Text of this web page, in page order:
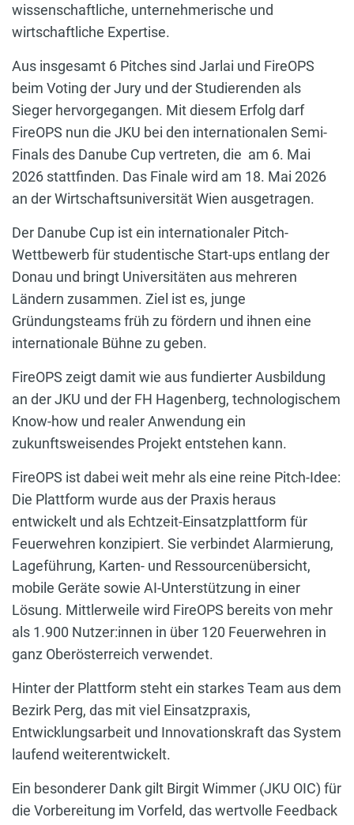
wissenschaftliche, unternehmerische und
wirtschaftliche Expertise.
Aus insgesamt 6 Pitches sind Jarlai und FireOPS
beim Voting der Jury und der Studierenden als
Sieger hervorgegangen. Mit diesem Erfolg darf
FireOPS nun die JKU bei den internationalen Semi-
Finals des Danube Cup vertreten, die am 6. Mai
2026 stattfinden. Das Finale wird am 18. Mai 2026
an der Wirtschaftsuniversität Wien ausgetragen.
Der Danube Cup ist ein internationaler Pitch-
Wettbewerb für studentische Start-ups entlang der
Donau und bringt Universitäten aus mehreren
Ländern zusammen. Ziel ist es, junge
Gründungsteams früh zu fördern und ihnen eine
internationale Bühne zu geben.
FireOPS zeigt damit wie aus fundierter Ausbildung
an der JKU und der FH Hagenberg, technologischem
Know-how und realer Anwendung ein
zukunftsweisendes Projekt entstehen kann.
FireOPS ist dabei weit mehr als eine reine Pitch-Idee:
Die Plattform wurde aus der Praxis heraus
entwickelt und als Echtzeit-Einsatzplattform für
Feuerwehren konzipiert. Sie verbindet Alarmierung,
Lageführung, Karten- und Ressourcenübersicht,
mobile Geräte sowie AI-Unterstützung in einer
Lösung. Mittlerweile wird FireOPS bereits von mehr
als 1.900 Nutzer:innen in über 120 Feuerwehren in
ganz Oberösterreich verwendet.
Hinter der Plattform steht ein starkes Team aus dem
Bezirk Perg, das mit viel Einsatzpraxis,
Entwicklungsarbeit und Innovationskraft das System
laufend weiterentwickelt.
Ein besonderer Dank gilt Birgit Wimmer (JKU OIC) für
die Vorbereitung im Vorfeld, das wertvolle Feedback